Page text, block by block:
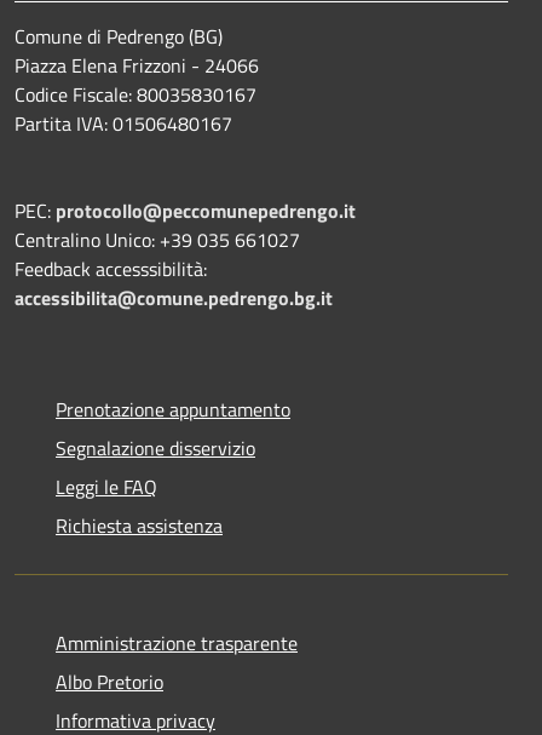
Comune di Pedrengo (BG)
Piazza Elena Frizzoni - 24066
Codice Fiscale: 80035830167
Partita IVA: 01506480167
PEC: protocollo@peccomunepedrengo.it
Centralino Unico: +39 035 661027
Feedback accesssibilità:
accessibilita@comune.pedrengo.bg.it
Prenotazione appuntamento
Segnalazione disservizio
Leggi le FAQ
Richiesta assistenza
Amministrazione trasparente
Albo Pretorio
Informativa privacy